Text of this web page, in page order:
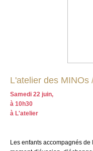
L'atelier des MINOs
Samedi 22 juin,
à 10h30
à L'atelier
Les enfants accompagnés